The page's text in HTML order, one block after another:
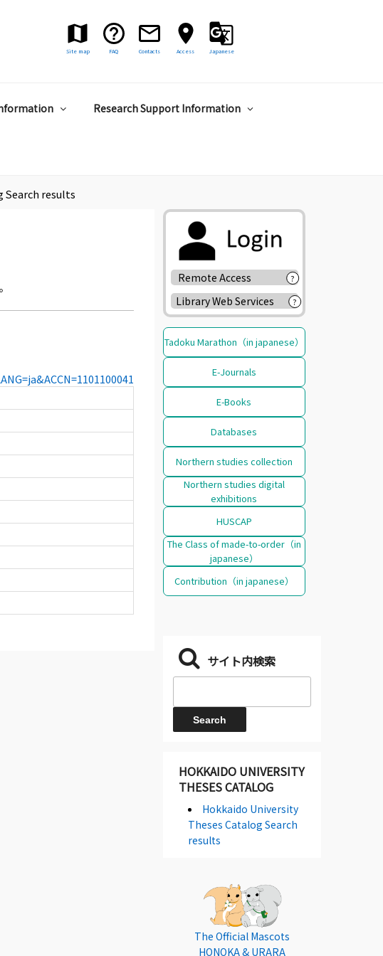
Site map FAQ Contacts Access Japanese
Research Support Information
Search results
Remote Access ?
Library Web Services ?
Tadoku Marathon（in japanese）
E-Journals
E-Books
Databases
Northern studies collection
Northern studies digital
exhibitions
HUSCAP
The Class of made-to-order（in
japanese）
Contribution（in japanese）
サイト内検索
HOKKAIDO UNIVERSITY
THESES CATALOG
Hokkaido University
Theses Catalog Search
results
The Official Mascots
HONOKA & URARA